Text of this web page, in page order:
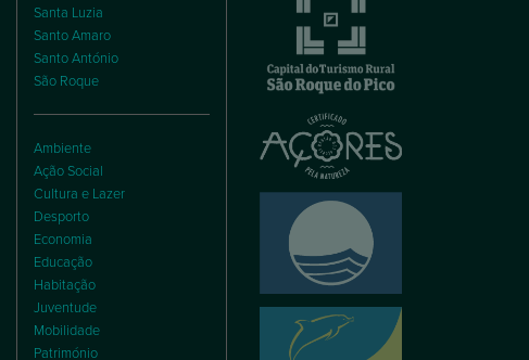
Santa Luzia
Santo Amaro
Santo António
São Roque
Ambiente
Ação Social
Cultura e Lazer
Desporto
Economia
Educação
Habitação
Juventude
Mobilidade
Património